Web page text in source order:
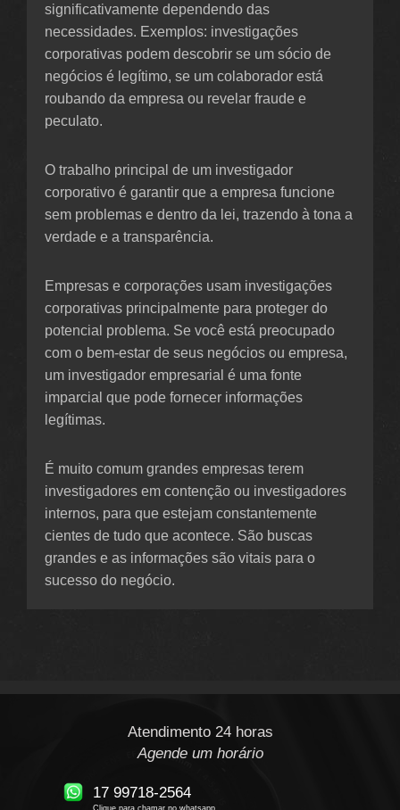
significativamente dependendo das
necessidades. Exemplos: investigações
corporativas podem descobrir se um sócio de
negócios é legítimo, se um colaborador está
roubando da empresa ou revelar fraude e
peculato.
O trabalho principal de um investigador
corporativo é garantir que a empresa funcione
sem problemas e dentro da lei, trazendo à tona a
verdade e a transparência.
Empresas e corporações usam investigações
corporativas principalmente para proteger do
potencial problema. Se você está preocupado
com o bem-estar de seus negócios ou empresa,
um investigador empresarial é uma fonte
imparcial que pode fornecer informações
legítimas.
É muito comum grandes empresas terem
investigadores em contenção ou investigadores
internos, para que estejam constantemente
cientes de tudo que acontece. São buscas
grandes e as informações são vitais para o
sucesso do negócio.
Atendimento 24 horas
Agende um horário
17 99718-2564
Clique para chamar no whatsapp